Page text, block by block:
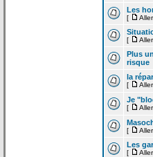
Les
[
[
Plus
risque
la
[
Je
[
[
Les
[